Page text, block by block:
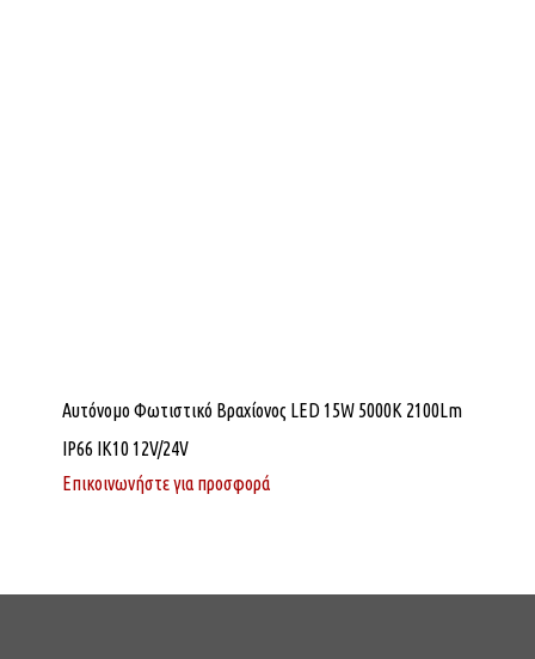
Αυτόνομο Φωτιστικό Βραχίονος LED 15W 5000K 2100Lm
IP66 ΙΚ10 12V/24V
Επικοινωνήστε για προσφορά